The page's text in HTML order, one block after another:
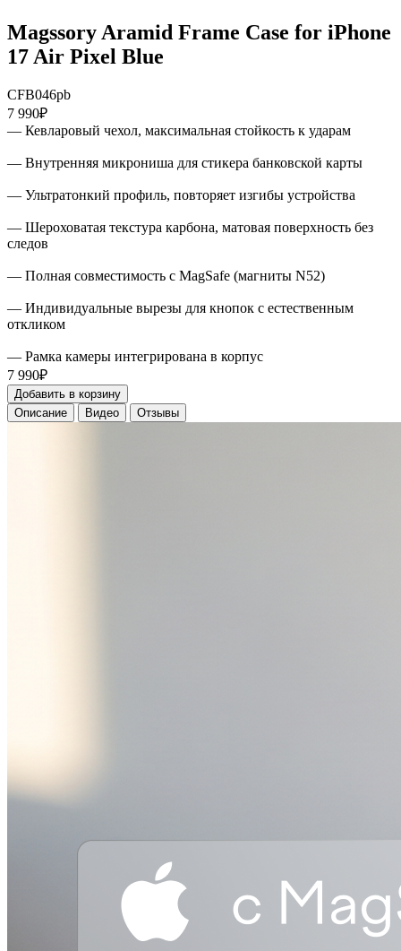
Magssory Aramid Frame Case for iPhone
17 Air Pixel Blue
CFB046pb
7 990₽
— Кевларовый чехол, максимальная стойкость к ударам
— Внутренняя микрониша для стикера банковской карты
— Ультратонкий профиль, повторяет изгибы устройства
— Шероховатая текстура карбона, матовая поверхность без
следов
— Полная совместимость с MagSafe (магниты N52)
— Индивидуальные вырезы для кнопок с естественным
откликом
— Рамка камеры интегрирована в корпус
7 990₽
Добавить в корзину
Описание
Видео Отзывы